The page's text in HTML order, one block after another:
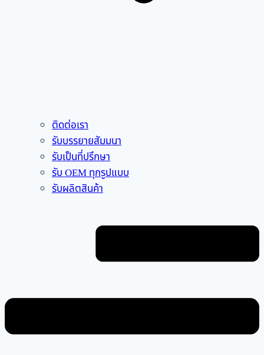
ติดต่อเรา
รับบรรยายสัมมนา
รับเป็นที่ปรึกษา
รับ OEM ทุกรูปแบบ
รับผลิตสินค้า